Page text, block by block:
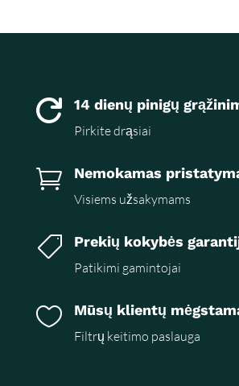
 14 dienų pinigų
Pirkite drąsiai
 Nemokamas
Visiems užsakymams
 Prekių kokybės
Patikimi gamintojai
 Mūsų klientų
Filtrų keitimo paslauga